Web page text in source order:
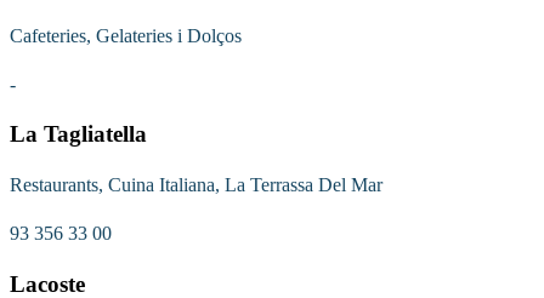
Cafeteries, Gelateries i Dolços
-
La Tagliatella
Restaurants, Cuina Italiana, La Terrassa Del Mar
93 356 33 00
Lacoste